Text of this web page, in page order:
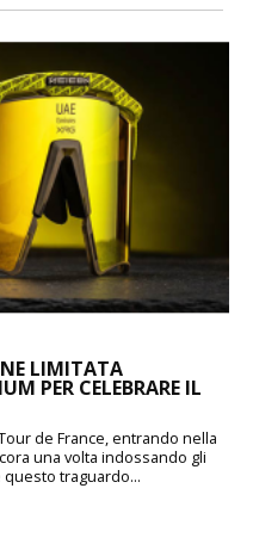
LIMITATA
PER CELEBRARE IL
de France, entrando nella
una volta indossando gli
traguardo...